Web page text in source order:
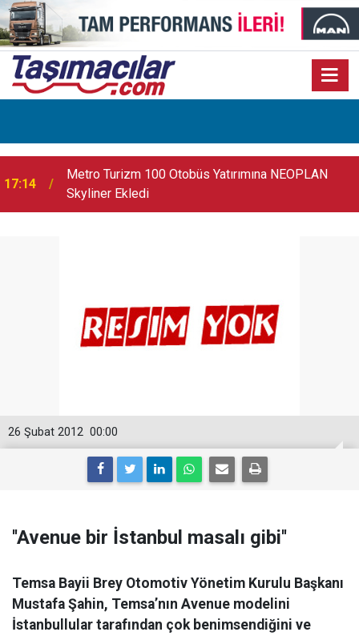
17:07 Audi Q9 Markanın En Büyük SUV Modeli Oldu
00:00
26 Şubat 2012
''Avenue bir İstanbul masalı gibi''
Temsa Bayii Brey Otomotiv Yönetim Kurulu Başkanı
Mustafa Şahin, Temsa’nın Avenue modelini
İstanbullular tarafından çok benimsendiğini ve